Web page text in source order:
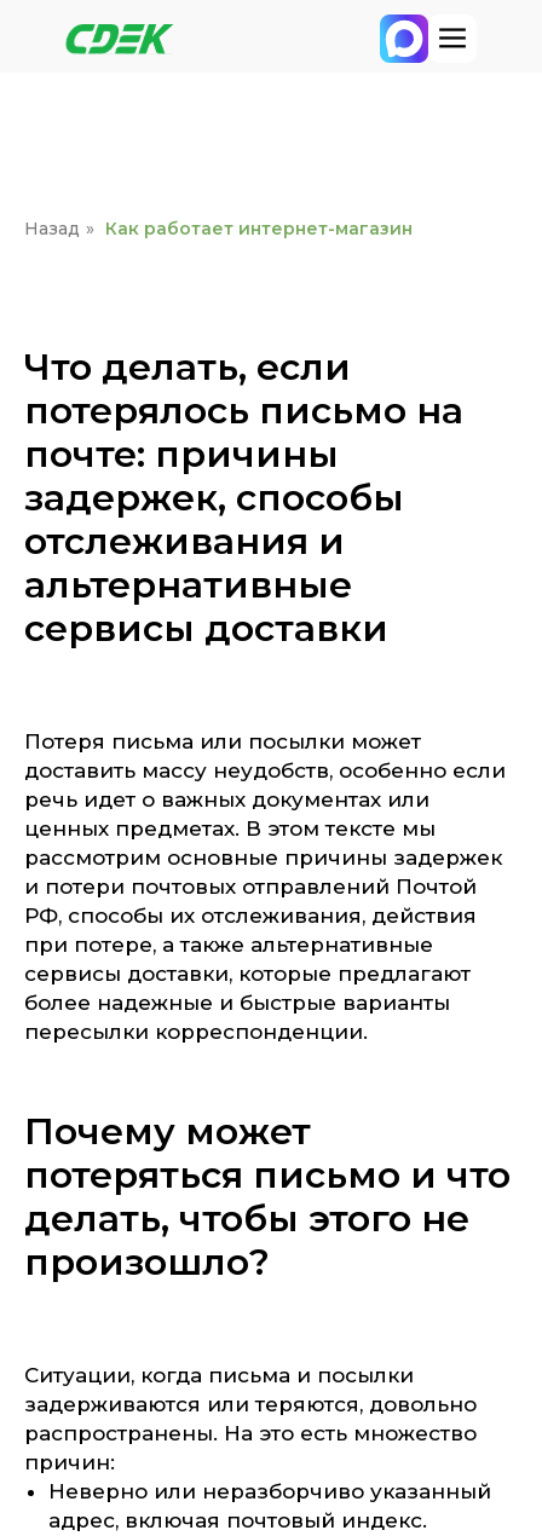
Назад » Как работает интернет-магазин
Что делать, если
потерялось письмо на
почте: причины
задержек, способы
отслеживания и
альтернативные
сервисы доставки
Потеря письма или посылки может
доставить массу неудобств, особенно если
речь идет о важных документах или
ценных предметах. В этом тексте мы
рассмотрим основные причины задержек
и потери почтовых отправлений Почтой
РФ, способы их отслеживания, действия
при потере, а также альтернативные
сервисы доставки, которые предлагают
более надежные и быстрые варианты
пересылки корреспонденции.
Почему может
потеряться письмо и что
делать, чтобы этого не
произошло?
Ситуации, когда письма и посылки
задерживаются или теряются, довольно
распространены. На это есть множество
причин:
Неверно или неразборчиво указанный
адрес, включая почтовый индекс.